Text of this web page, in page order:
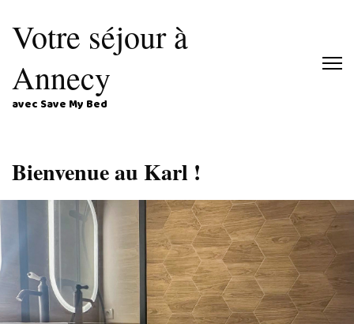
Votre séjour à
Annecy
avec Save My Bed
Bienvenue au Karl !